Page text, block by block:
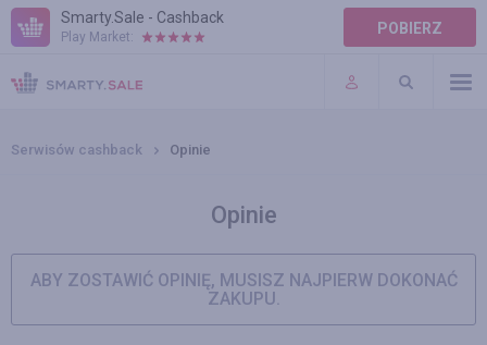
Smarty.Sale - Cashback
Play Market: POBIERZ
POMOC
WARUNKI
Serwisów cashback Opinie
Opinie
ABY ZOSTAWIĆ OPINIĘ, MUSISZ NAJPIERW DOKONAĆ
ZAKUPU.